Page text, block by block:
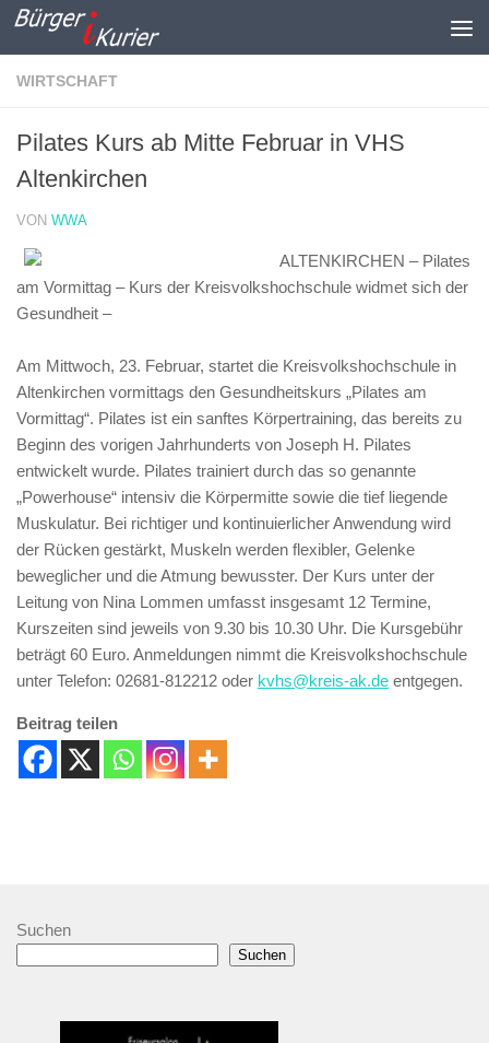
Zum Inhalt springen
WIRTSCHAFT
Pilates Kurs ab Mitte Februar in VHS
Altenkirchen
VON WWA
ALTENKIRCHEN – Pilates
am Vormittag – Kurs der Kreisvolkshochschule widmet sich der
Gesundheit –
Am Mittwoch, 23. Februar, startet die Kreisvolkshochschule in
Altenkirchen vormittags den Gesundheitskurs „Pilates am
Vormittag“. Pilates ist ein sanftes Körpertraining, das bereits zu
Beginn des vorigen Jahrhunderts von Joseph H. Pilates
entwickelt wurde. Pilates trainiert durch das so genannte
„Powerhouse“ intensiv die Körpermitte sowie die tief liegende
Muskulatur. Bei richtiger und kontinuierlicher Anwendung wird
der Rücken gestärkt, Muskeln werden flexibler, Gelenke
beweglicher und die Atmung bewusster. Der Kurs unter der
Leitung von Nina Lommen umfasst insgesamt 12 Termine,
Kurszeiten sind jeweils von 9.30 bis 10.30 Uhr. Die Kursgebühr
beträgt 60 Euro. Anmeldungen nimmt die Kreisvolkshochschule
unter Telefon: 02681-812212 oder kvhs@kreis-ak.de entgegen.
Beitrag teilen
Suchen
Suchen